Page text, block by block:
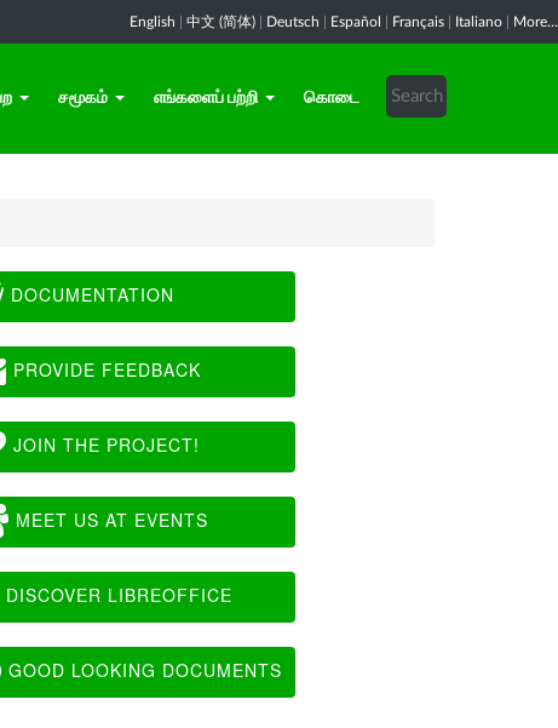
English 中文 (简体) Deutsch Español Français Italiano More...
சமூகம் எங்களைப் பற்றி கொடை
DOCUMENTATION
PROVIDE FEEDBACK
JOIN THE PROJECT!
MEET US AT EVENTS
DISCOVER LIBREOFFICE
GOOD LOOKING DOCUMENTS